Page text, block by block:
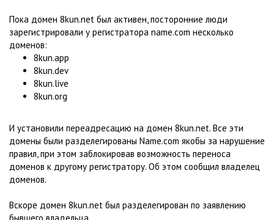
Пока домен 8kun.net был активен, посторонние люди
зарегистрировали у регистратора name.com несколько
доменов:
8kun.app
8kun.dev
8kun.live
8kun.org
И установили переадресацию на домен 8kun.net. Все эти
домены были разделегированы Name.com якобы за нарушение
правил, при этом заблокировав возможность переноса
доменов к другому регистратору. Об этом сообщил владелец
доменов.
Вскоре домен 8kun.net был разделегирован по заявлению